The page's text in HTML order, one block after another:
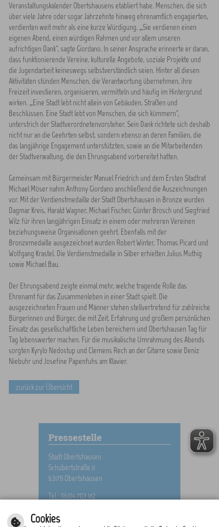
Veranstaltungskalender Obertshausens etabliert habe. Menschen, die sich
über viele Jahre oder sogar Jahrzehnte hinweg ehrenamtlich engagierten,
verdienten weit mehr als eine kurze Würdigung. „Sie verdienen einen
eigenen Abend, einen würdigen Rahmen und vor allem unseren
aufrichtigen Dank“, sagte Giordano. In seiner Ansprache erinnerte er daran,
dass funktionierende Vereine, kulturelle Angebote, soziale Projekte und
die Jugendarbeit keineswegs selbstverständlich seien. Hinter all diesen
Aktivitäten stünden Menschen, die Verantwortung übernehmen, ihre
Freizeit investieren, organisieren, vermitteln und häufig im Hintergrund
wirken. „Eine Stadt lebt nicht allein von Gebäuden, Straßen und
Beschlüssen. Eine Stadt lebt von Menschen, die sich kümmern“,
unterstrich der Stadtverordnetenvorsteher. Sein Dank richtete sich deshalb
nicht nur an die Geehrten selbst, sondern ebenso an deren Familien, die
das langjährige Engagement unterstützten, sowie an die Mitarbeitenden
der Stadtverwaltung, die den Ehrungsabend vorbereitet hatten.
Gemeinsam mit Bürgermeister Manuel Friedrich und dem Ersten Stadtrat
Michael Möser nahm Anthony Giordano anschließend die Auszeichnungen
vor. Mit der Verdienstmedaille der Stadt Obertshausen in Bronze wurden
Dagmar Kreis, Harald Wagner, Michael Fischer, Günter Brosch und Siegfried
Wilz für ihren langjährigen Einsatz in einem oder mehreren Vereinen
beziehungsweise Organisationen geehrt. Ebenfalls mit der
Bronzemedaille ausgezeichnet wurden Robert Winter, Thomas Picard und
Wolfgang Krastel. Die Verdienstmedaille in Silber erhielten Julius Muthig
sowie Michael Bau.
Der Ehrungsabend zeigte einmal mehr, welche tragende Rolle das
Ehrenamt für das Zusammenleben in einer Stadt spielt. Die
ausgezeichneten Frauen und Männer stehen stellvertretend für zahlreiche
Bürgerinnen und Bürger, die mit Zeit, Erfahrung und großem persönlichen
Einsatz das gesellschaftliche Leben bereichern und Obertshausen Tag für
Tag lebenswerter machen. Für die musikalische Umrahmung des Abends
sorgten Kyrylo Nedostup und Clemens Rech an der Gitarre sowie Deniz
Niebuhr und Josefine Papenfuhs am Klavier.
zurück zur Übersicht
Pressestelle
Stadt Obertshausen
Schubertstraße 11
63179 Obertshausen
Tel.: 06104 703 1112
Cookies